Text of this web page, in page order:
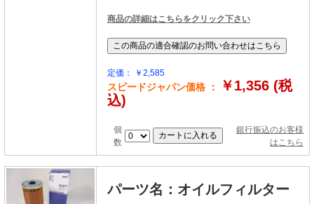
商品の詳細はこちらをクリック下さい
定価： ￥2,585
スピードジャパン価格 ：
￥1,356 (税
込)
個
数
銀行振込のお客様
はこちら
パーツ名：オイルフィルター